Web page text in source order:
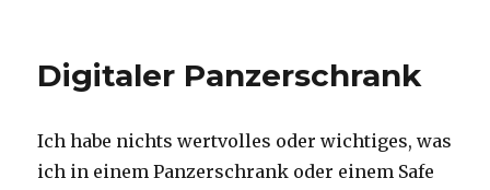
Digitaler Panzerschrank
Ich habe nichts wertvolles oder wichtiges, was
ich in einem Panzerschrank oder einem Safe